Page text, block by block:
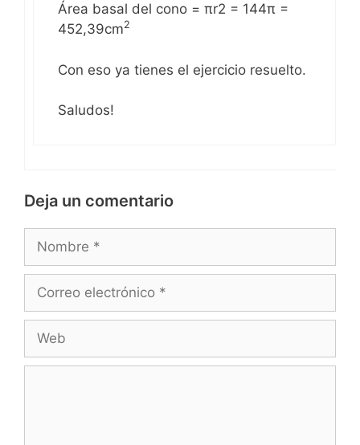
Área basal del cono = πr2 = 144π =
452,39cm2
Con eso ya tienes el ejercicio resuelto.
Saludos!
Deja un comentario
electrónico